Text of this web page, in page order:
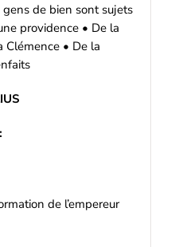
de bien sont sujets
providence • De la
Clémence • De la
de l’empereur